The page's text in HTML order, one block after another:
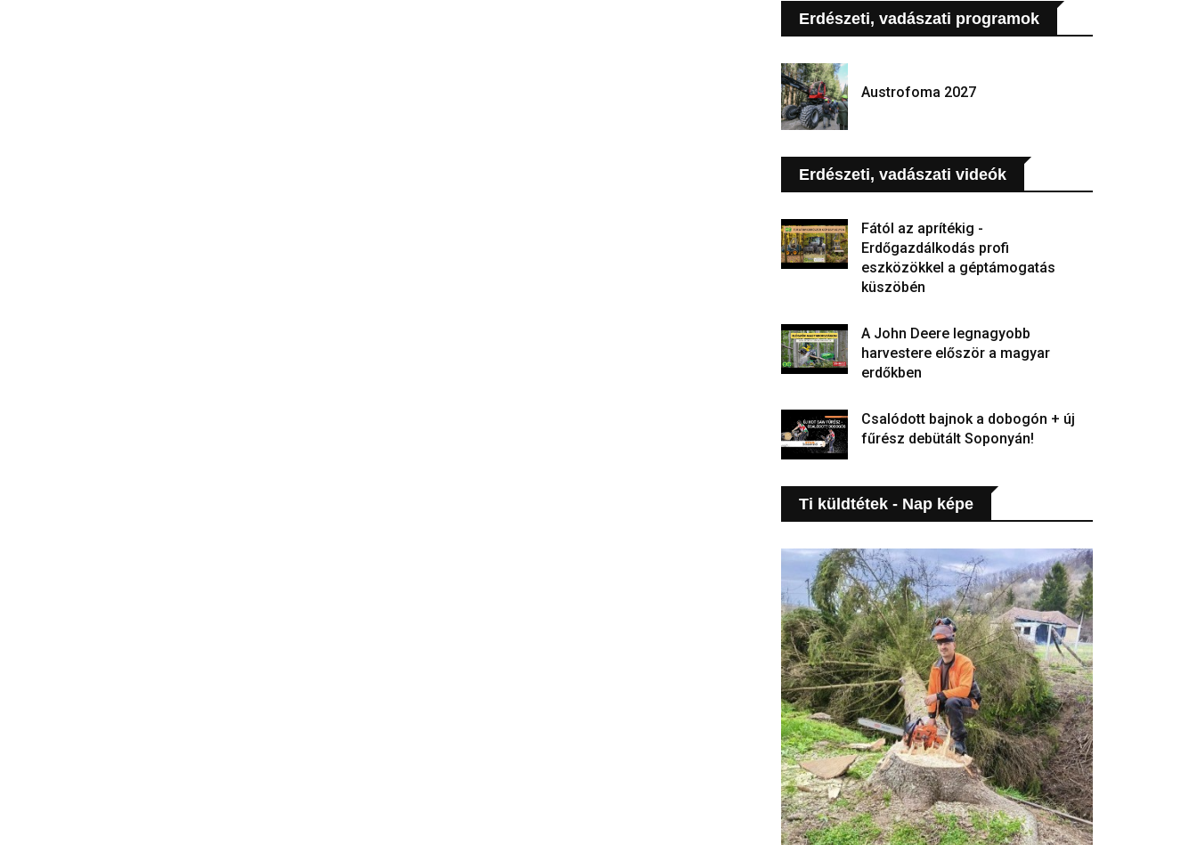
Erdészeti, vadászati programok
Austrofoma 2027
Erdészeti, vadászati videók
Fától az aprítékig -
Erdőgazdálkodás profi
eszközökkel a géptámogatás
küszöbén
A John Deere legnagyobb
harvestere először a magyar
erdőkben
Csalódott bajnok a dobogón + új
fűrész debütált Soponyán!
Ti küldtétek - Nap képe